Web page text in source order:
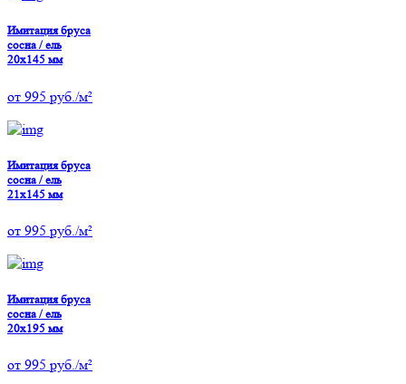
Имитация бруса
сосна / ель
20х145 мм
от 995 руб./м²
Имитация бруса
сосна / ель
21х145 мм
от 995 руб./м²
Имитация бруса
сосна / ель
20х195 мм
от 995 руб./м²